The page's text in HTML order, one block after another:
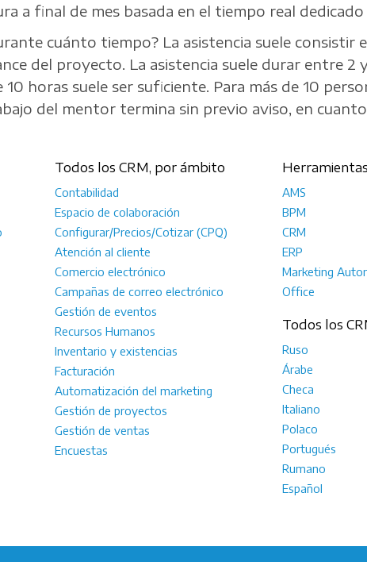
a final de mes basada en el tiempo real
cuánto tiempo? La asistencia suele consistir
del proyecto. La asistencia suele durar entre 2
horas suele ser suficiente. Para más de 10
del mentor termina sin previo aviso, en
Todos los CRM, por ámbito
Contabilidad
Espacio de colaboración
Configurar/Precios/Cotizar (CPQ)
Atención al cliente
Comercio electrónico
Campañas de correo electrónico
Gestión de eventos
Recursos Humanos
Inventario y existencias
Facturación
Automatización del marketing
Gestión de proyectos
Gestión de ventas
Encuestas
AMS
BPM
CRM
ERP
Marketing
Office
Todos los
Ruso
Árabe
Checa
Italiano
Polaco
Portugués
Rumano
Español